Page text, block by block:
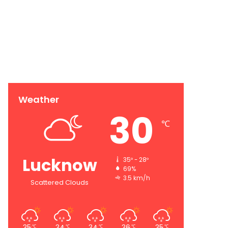
Weather
Lucknow
Scattered Clouds
30 ℃
35º - 28º
69%
3.5 km/h
℃ ℃ ℃ ℃ ℃